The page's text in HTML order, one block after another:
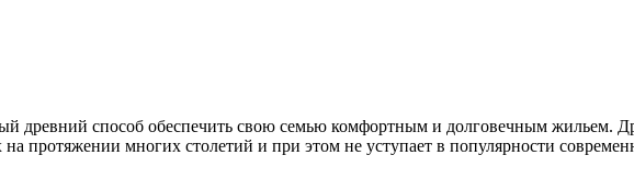
древний способ обеспечить свою семью комфортным и долговечным жильем.
протяжении многих столетий и при этом не уступает в популярности